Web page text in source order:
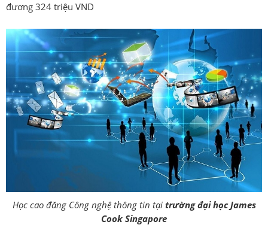
đương 324 triệu VND
Học cao đăng Công nghệ thông tin tại trường đại học James
Cook Singapore